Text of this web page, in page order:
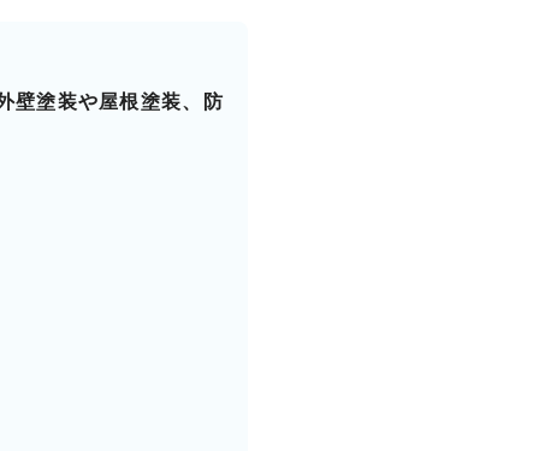
壁塗装や屋根塗装、防